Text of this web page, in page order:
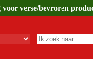
verse/bevroren